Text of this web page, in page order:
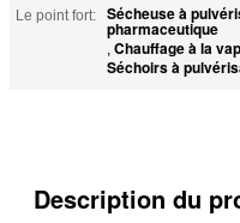
Le point fort: Sécheuse à
pharmaceutique
, Chauffage à la
Séchoirs à
Description du